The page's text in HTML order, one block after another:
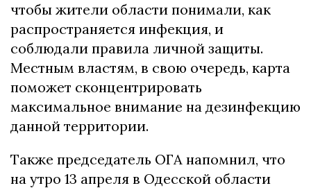
чтобы жители области понимали, как
распространяется инфекция, и
соблюдали правила личной защиты.
Местным властям, в свою очередь, карта
поможет сконцентрировать
максимальное внимание на дезинфекцию
данной территории.
Также председатель ОГА напомнил, что
на утро 13 апреля в Одесской области